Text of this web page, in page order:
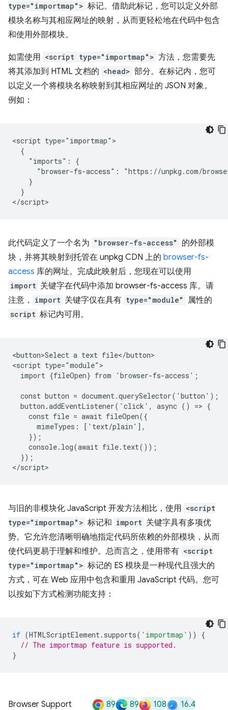
type="importmap"> 标记。借助此标记，您可以定义外部
模块名称与其相应网址的映射，从而更轻松地在代码中包含
和使用外部模块。
如需使用 <script type="importmap"> 方法，您需要先
将其添加到 HTML 文档的 <head> 部分。在标记内，您可
以定义一个将模块名称映射到其相应网址的 JSON 对象。
例如：
<script type="importmap">
  {
    "imports": {
"browser-fs-access": "https://unpkg.com/
    }
  }
此代码定义了一个名为 "browser-fs-access"
的外部模
块，并将其映射到托管在 unpkg CDN 上的 browser-fs-
access 库的网址。完成此映射后，您现在可以使用
import 关键字在代码中添加 browser-fs-access 库。请
注意，
import 关键字仅在具有 type="module" 属性的
script 标记内可用。
<button>Select a text file</button>
<script type="module">
  import {fileOpen} from 'browser-fs-access';
  const button = document.querySelector('button');
  button.addEventListener('click', async () => {
    const file = await fileOpen({
      mimeTypes: ['text/plain'],
    });
    console.log(await file.text());
  });
与旧的非模块化 JavaScript 开发方法相比，使用 <script
type="importmap"> 标记和 import 关键字具有多项优
势。它允许您清晰明确地指定代码所依赖的外部模块，从而
使代码更易于理解和维护。总而言之，使用带有 <script
type="importmap"> 标记的 ES 模块是一种现代且强大的
方式，可在 Web 应用中包含和重用 JavaScript 代码。您可
以按如下方式检测功能支持：
if (HTMLScriptElement. supports( 'importmap' ))
{
// The importmap feature is supported.
}
Browser Support 89 89 108 16.4